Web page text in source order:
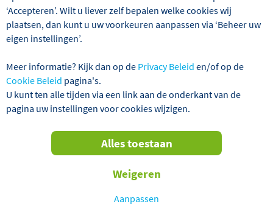
Wij hebben 1 reizen gevonden
Schotland
Sorteren
Verder filteren
2027 NU AL BOEKBAAR!
‘Accepteren’. Wilt u liever zelf bepalen welke cookies wij
plaatsen, dan kunt u uw voorkeuren aanpassen via ‘Beheer uw
eigen instellingen’.
Meer informatie? Kijk dan op de Privacy Beleid en/of op de
Cookie Beleid pagina's.
U kunt ten alle tijden via een link aan de onderkant van de
pagina uw instellingen voor cookies wijzigen.
Aanpassen
Weigeren
Alles toestaan